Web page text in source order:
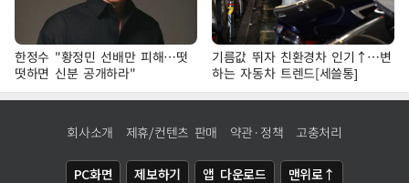
한정수 "황정민 선배만 피해…떳
떳하면 신분 공개하라"
기름값 뛰자 친환경차 인기↑…변
하는 자동차 트렌드[세쓸통]
회사소개 제휴/컨텐츠 판매 약관·정책 고충처리
PC화면 제보하기 앱 다운로드 맨위로↑